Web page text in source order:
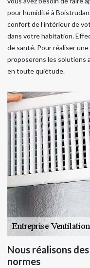
pour humidité à
confort de l’intérieur de
dans votre habitation.
de santé. Pour réaliser
proposerons les solutions
en toute quiétude.
Nous réalisons
normes